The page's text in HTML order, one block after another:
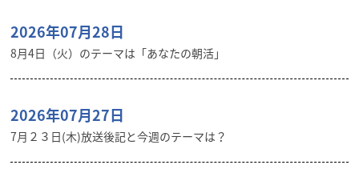
2026年07月28日
8月4日（火）のテーマは「あなたの朝活」
2026年07月27日
7月２３日(木)放送後記と今週のテーマは？